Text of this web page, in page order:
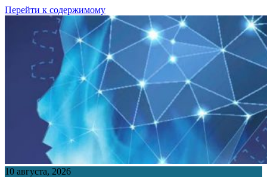
Перейти к содержимому
10 августа, 2026